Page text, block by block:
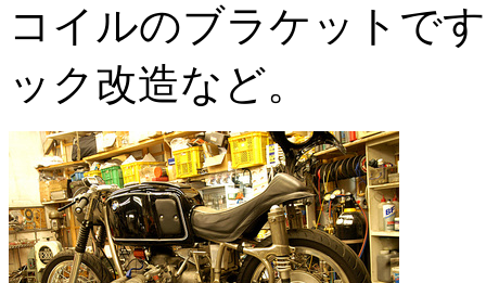
コイルのブラケットで
ック改造など。